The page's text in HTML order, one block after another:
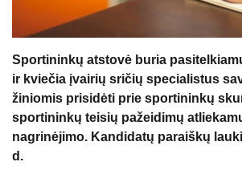
Sportininkų atstovė buria
ir kviečia įvairių sričių specialistus
žiniomis prisidėti prie sportininkų
sportininkų teisių pažeidimų
nagrinėjimo. Kandidatų paraiškų
d.